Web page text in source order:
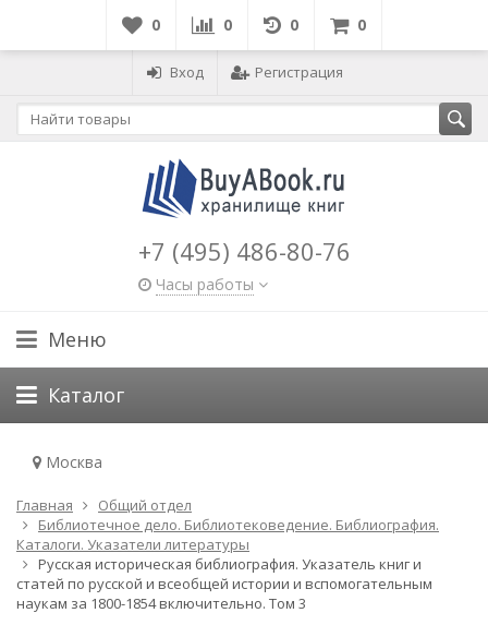
0 0 0 0
Вход Регистрация
+7 (495) 486-80-76
Часы работы
Меню
Каталог
Москва
Главная
Общий отдел
Библиотечное дело. Библиотековедение. Библиография.
Каталоги. Указатели литературы
Русская историческая библиография. Указатель книг и
статей по русской и всеобщей истории и вспомогательным
наукам за 1800-1854 включительно. Том 3